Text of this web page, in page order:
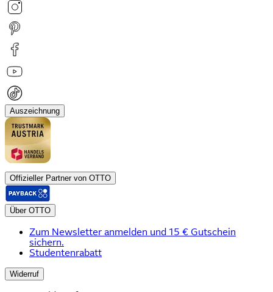
Auszeichnung
Offizieller Partner von OTTO
Über OTTO
Zum Newsletter anmelden und 15 € Gutschein
sichern.
Studentenrabatt
Widerruf